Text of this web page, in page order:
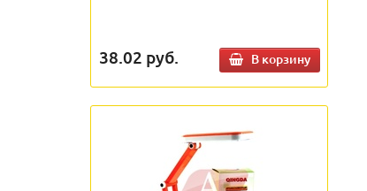
38.02 руб. В корзину